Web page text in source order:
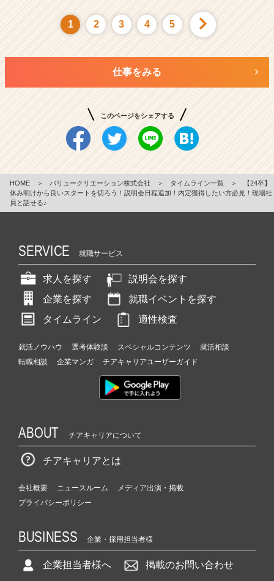
1 2 3 4 5
仕事をみる
このページをシェアする
HOME ＞ バリュークリエーション株式会社 ＞ タイムライン一覧 ＞
【24卒】
休み明けから良いスタートを切ろう！説明会日程追加！内定獲得したい方必見！現場社
員と話せる♪
SERVICE 就職サービス
求人を探す
説明会を探す
企業を探す
就職イベントを探す
タイムライン
適性検査
就活ノウハウ 選考体験談 スペシャルコンテンツ
就活相談
転職相談
企業マンガ チアキャリアユーザーガイド
ABOUT チアキャリアについて
チアキャリアとは
会社概要 ニュースルーム
メディア出演・掲載
プライバシーポリシー
BUSINESS 企業・採用担当者様
企業担当者様へ 掲載のお問い合わせ